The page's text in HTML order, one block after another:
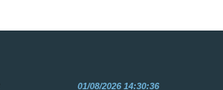
01/08/2026 14:30:36